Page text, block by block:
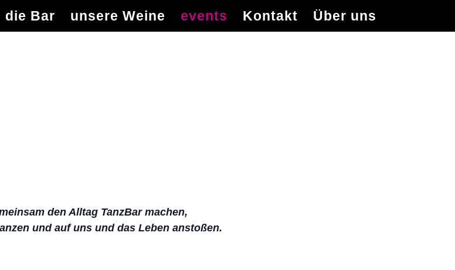
die Bar unsere Weine events Kontakt Über uns
den Alltag TanzBar machen,
und auf uns und das Leben anstoßen.